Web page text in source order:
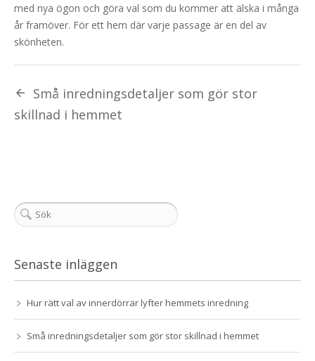
med nya ögon och göra val som du kommer att älska i många
år framöver. För ett hem där varje passage är en del av
skönheten.
Små inredningsdetaljer som gör stor
skillnad i hemmet
Senaste inläggen
Hur rätt val av innerdörrar lyfter hemmets inredning
Små inredningsdetaljer som gör stor skillnad i hemmet